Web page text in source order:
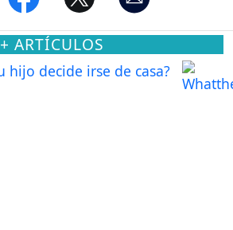
+ ARTÍCULOS